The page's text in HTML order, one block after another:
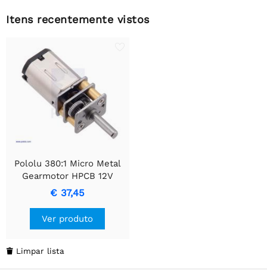
Itens recentemente vistos
Pololu 380:1 Micro Metal
Gearmotor HPCB 12V
€ 37,45
Ver produto
 Limpar lista